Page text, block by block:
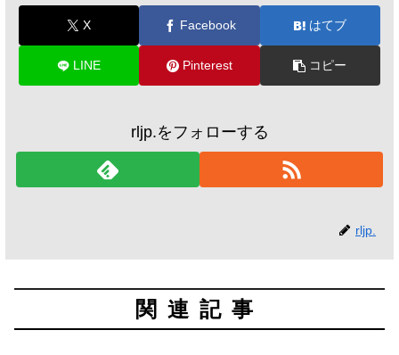
X Facebook はてブ
LINE Pinterest コピー
rljp.をフォローする
rljp.
関連記事